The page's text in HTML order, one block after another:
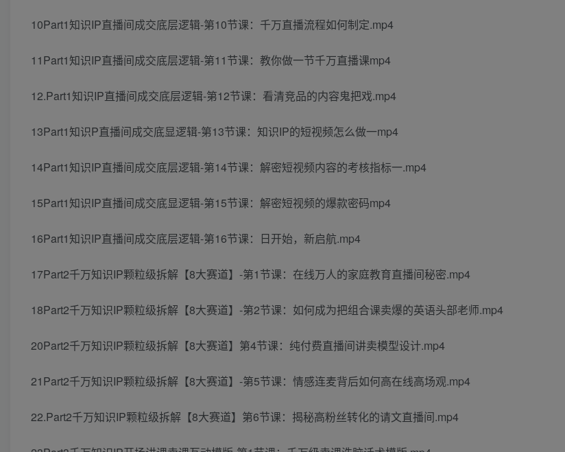
10Part1知识IP直播间成交底层逻辑-第10节课：千万直播流程如何制定.mp4
11Part1知识IP直播间成交底层逻辑-第11节课：教你做一节千万直播课mp4
12.Part1知识IP直播间成交底层逻辑-第12节课：看清竞品的内容鬼把戏.mp4
13Part1知识P直播间成交底显逻辑-第13节课：知识IP的短视频怎么做一mp4
14Part1知识IP直播间成交底层逻辑-第14节课：解密短视频内容的考核指标一.mp4
15Part1知识IP直播间成交底显逻辑-第15节课：解密短视频的爆款密码mp4
16Part1知识IP直播间成交底层逻辑-第16节课：日开始，新启航.mp4
17Part2千万知识IP颗粒级拆解【8大赛道】-第1节课：在线万人的家庭教育直播间秘密.mp4
18Part2千万知识IP颗粒级拆解【8大赛道】-第2节课：如何成为把组合课卖爆的英语头部老师.mp4
20Part2千万知识IP颗粒级拆解【8大赛道】第4节课：纯付费直播间讲卖模型设计.mp4
21Part2千万知识IP颗粒级拆解【8大赛道】-第5节课：情感连麦背后如何高在线高场观.mp4
22.Part2千万知识IP颗粒级拆解【8大赛道】第6节课：揭秘高粉丝转化的请文直播间.mp4